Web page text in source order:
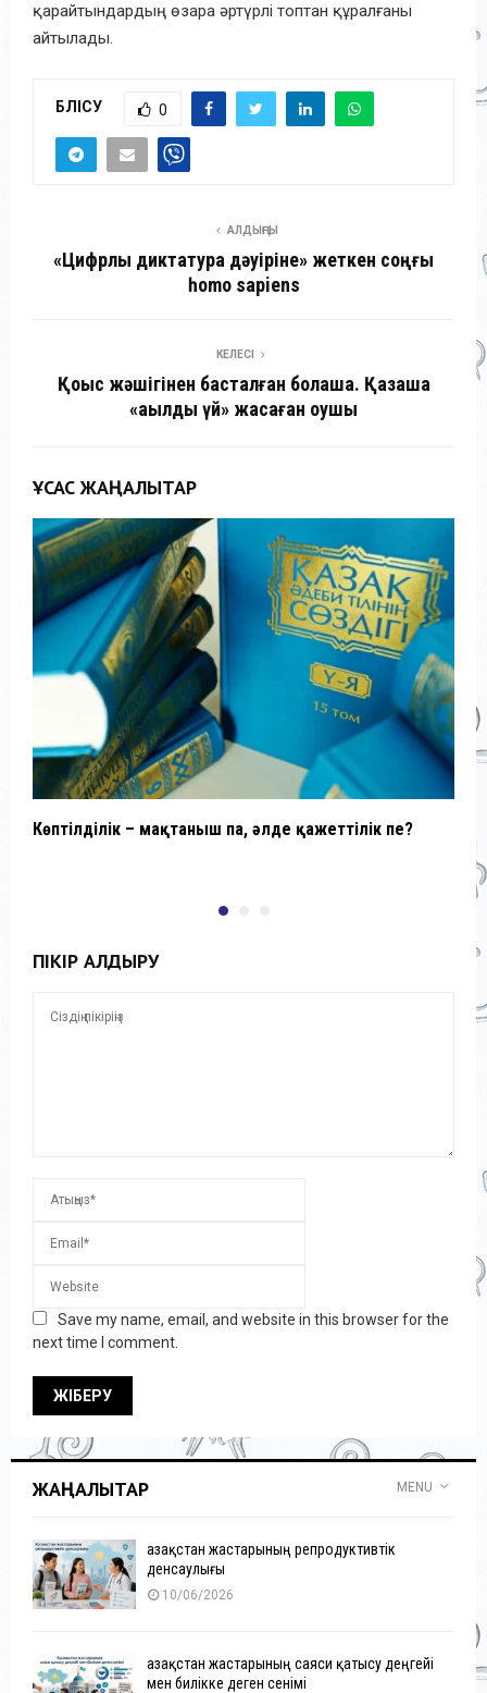
қарайтындардың өзара әртүрлі топтан құралғаны
айтылады.
БӨЛІСУ 0
АЛДЫҢҒЫ
«Цифрлық диктатура дәуіріне» жеткен соңғы
һomo sapiens
КЕЛЕСІ
Қоқыс жәшігінен басталған болашақ. Қазақша
«ақылды үй» жасаған оқушы
ҰҚСАС ЖАҢАЛЫҚТАР
Көптілділік – мақтаныш па, әлде қажеттілік пе?
ПІКІР ҚАЛДЫРУ
Save my name, email, and website in this browser for the
next time I comment.
ЖАҢАЛЫҚТАР MENU
Қазақстан жастарының репродуктивтік
денсаулығы
10/06/2026
Қазақстан жастарының саяси қатысу деңгейі
мен билікке деген сенімі